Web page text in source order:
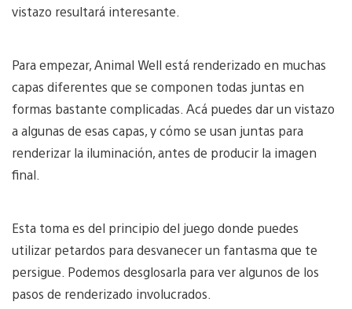
vistazo resultará interesante.
Para empezar, Animal Well está renderizado en muchas
capas diferentes que se componen todas juntas en
formas bastante complicadas. Acá puedes dar un vistazo
a algunas de esas capas, y cómo se usan juntas para
renderizar la iluminación, antes de producir la imagen
final.
Esta toma es del principio del juego donde puedes
utilizar petardos para desvanecer un fantasma que te
persigue. Podemos desglosarla para ver algunos de los
pasos de renderizado involucrados.